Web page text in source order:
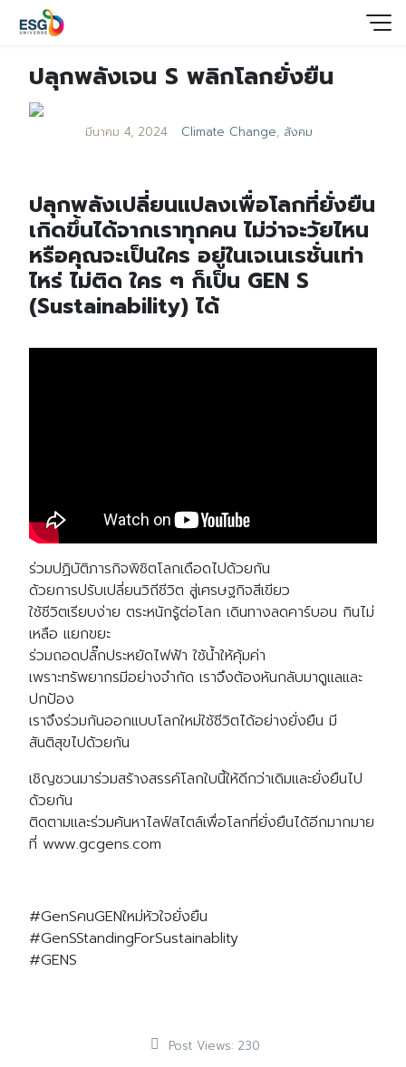
ปลุกพลังเจน S พลิกโลกยั่งยืน
มีนาคม 4, 2024 Climate Change, สังคม
ปลุกพลังเปลี่ยนแปลงเพื่อโลกที่ยั่งยืน
เกิดขึ้นได้จากเราทุกคน ไม่ว่าจะวัยไหน
หรือคุณจะเป็นใคร อยู่ในเจเนเรชั่นเท่า
ไหร่ ไม่ติดใคร ๆ ก็เป็น GEN S
(Sustainability) ได้
ร่วมปฏิบัติภารกิจพิชิตโลกเดือดไปด้วยกัน
ด้วยการปรับเปลี่ยนวิถีชีวิต สู่เศรษฐกิจสีเขียว
ใช้ชีวิตเรียบง่าย ตระหนักรู้ต่อโลก เดินทางลดคาร์บอน กินไม่
เหลือ แยกขยะ
ร่วมถอดปลั๊กประหยัดไฟฟ้า ใช้น้ำให้คุ้มค่า
เพราะทรัพยากรมีอย่างจำกัด เราจึงต้องหันกลับมาดูแลและ
ปกป้อง
เราจึงร่วมกันออกแบบโลกใหม่ใช้ชีวิตได้อย่างยั่งยืน มี
สันติสุขไปด้วยกัน
เชิญชวนมาร่วมสร้างสรรค์โลกใบนี้ให้ดีกว่าเดิมและยั่งยืนไป
ด้วยกัน
ติดตามและร่วมค้นหาไลฟ์สไตล์เพื่อโลกที่ยั่งยืนได้อีกมากมาย
ที่ www.gcgens.com
#GenSคนGENใหม่หัวใจยั่งยืน
#GenSStandingForSustainablity
#GENS
Post Views: 230